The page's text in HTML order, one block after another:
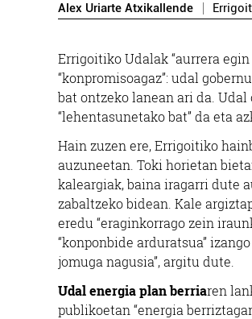
Alex Uriarte Atxikallende
Errigoitiko Udalak “aurrera
“konpromisoagaz”: udal
bat ontzeko lanean ari da.
“lehentasunetako bat” da eta
Hain zuzen ere, Errigoitiko
auzuneetan. Toki horietan
kaleargiak, baina iragarri dute
zabaltzeko bidean. Kale
eredu “eraginkorrago zein
“konponbide arduratsua”
jomuga nagusia”, argitu dute.
Udal energia plan berriaren
publikoetan “energia